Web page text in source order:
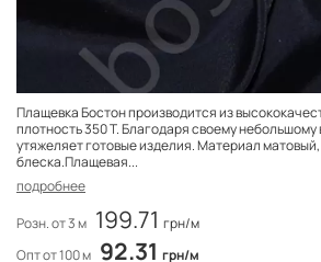
Плащевка Бостон производится из
плотность 350 Т. Благодаря своему небольшому
утяжеляет готовые изделия. Материал матовый,
блеска.Плащевая...
подробнее
Розн. от 3 м 199.71 грн/м
Опт от 100 м 92.31 грн/м